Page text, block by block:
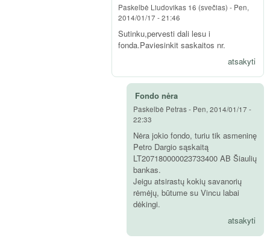
Paskelbė Liudovikas 16 (svečias) - Pen,
2014/01/17 - 21:46
Sutinku,pervesti dali lesu i
fonda.Paviesinkit saskaitos nr.
atsakyti
Fondo nėra
Paskelbė Petras- Pen, 2014/01/17 -
22:33
Nėra jokio fondo, turiu tik asmeninę
Petro Dargio sąskaitą
LT207180000023733400 AB Šiaulių
bankas.
Jeigu atsirastų kokių savanorių
rėmėjų, būtume su Vincu labai
dėkingi.
atsakyti